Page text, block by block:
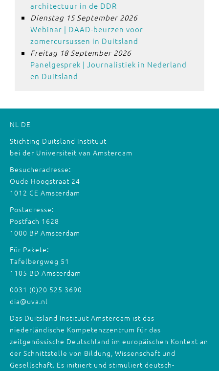
architectuur in de DDR
Dienstag 15 September 2026
Webinar | DAAD-beurzen voor
zomercursussen in Duitsland
Freitag 18 September 2026
Panelgesprek | Journalistiek in Nederland
en Duitsland
NL DE
Stichting Duitsland Instituut
bei der Universiteit van Amsterdam
Besucheradresse:
Oude Hoogstraat 24
1012 CE Amsterdam
Postadresse:
Postfach 1628
1000 BP Amsterdam
Für Pakete:
Tafelbergweg 51
1105 BD Amsterdam
0031 (0)20 525 3690
dia@uva.nl
Das Duitsland Instituut Amsterdam ist das
niederländische Kompetenzzentrum für das
zeitgenössische Deutschland im europäischen Kontext an
der Schnittstelle von Bildung, Wissenschaft und
Gesellschaft. Es initiiert und stimuliert deutsch-